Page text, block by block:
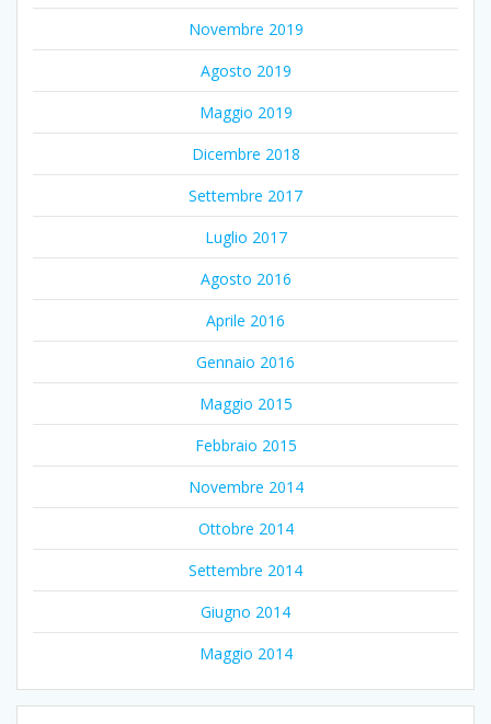
Novembre 2019
Agosto 2019
Maggio 2019
Dicembre 2018
Settembre 2017
Luglio 2017
Agosto 2016
Aprile 2016
Gennaio 2016
Maggio 2015
Febbraio 2015
Novembre 2014
Ottobre 2014
Settembre 2014
Giugno 2014
Maggio 2014